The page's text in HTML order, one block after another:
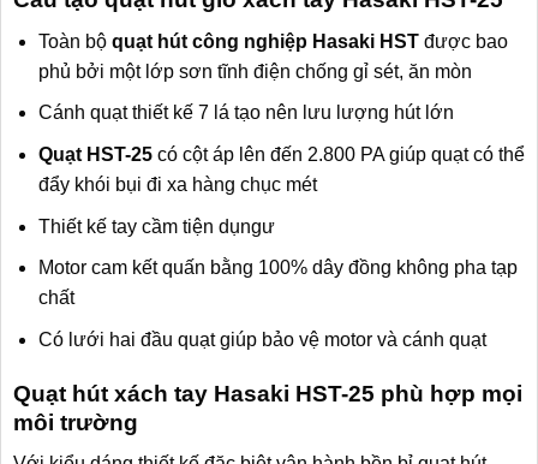
Toàn bộ quạt hút công nghiệp Hasaki HSTđược bao
phủ bởi một lớp sơn tĩnh điện chống gỉ sét, ăn mòn
Cánh quạt thiết kế 7 lá tạo nên lưu lượng hút lớn
Quạt HST-25có cột áp lên đến 2.800 PA giúp quạt có thể
đẩy khói bụi đi xa hàng chục mét
Thiết kế tay cầm tiện dụngư
Motor cam kết quấn bằng 100% dây đồng không pha tạp
chất
Có lưới hai đầu quạt giúp bảo vệ motor và cánh quạt
Quạt hút xách tay Hasaki HST-25 phù hợp mọi
môi trường